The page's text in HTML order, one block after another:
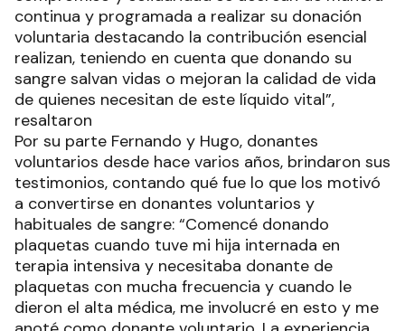
continua y programada a realizar su donación
voluntaria destacando la contribución esencial
realizan, teniendo en cuenta que donando su
sangre salvan vidas o mejoran la calidad de vida
de quienes necesitan de este líquido vital”,
resaltaron
Por su parte Fernando y Hugo, donantes
voluntarios desde hace varios años, brindaron sus
testimonios, contando qué fue lo que los motivó
a convertirse en donantes voluntarios y
habituales de sangre: “Comencé donando
plaquetas cuando tuve mi hija internada en
terapia intensiva y necesitaba donante de
plaquetas con mucha frecuencia y cuando le
dieron el alta médica, me involucré en esto y me